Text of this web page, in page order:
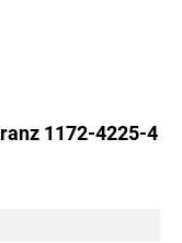
1172-4225-4